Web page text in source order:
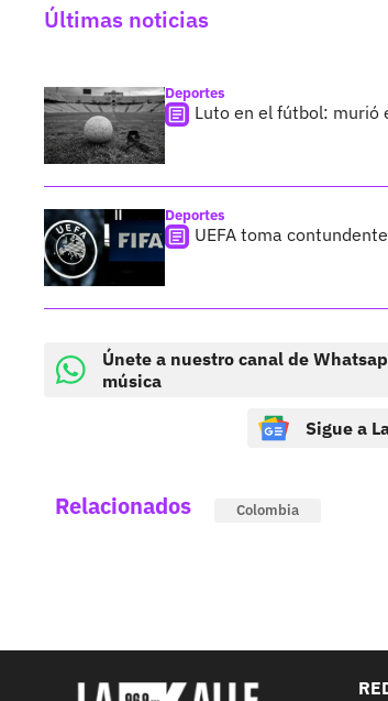
Últimas noticias
Deportes
Luto en el fútbol: murió
Deportes
UEFA toma
Únete a nuestro canal de
música
Sigue a
Relacionados Colombia